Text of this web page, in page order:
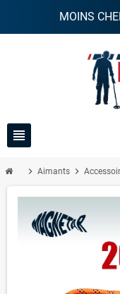
MOINS
view_headline
chevron_right Aimants chevron_right